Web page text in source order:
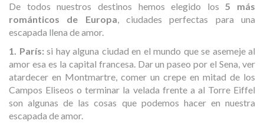
De todos nuestros destinos hemos elegido los5 más
románticos de Europa, ciudades perfectas para una
escapada llena de amor.
1. París: si hay alguna ciudad en el mundo que se asemeje al
amor esa es la capital francesa. Dar un paseo por el Sena, ver
atardecer en Montmartre, comer un crepe en mitad de los
Campos Eliseos o terminar la velada frente a al Torre Eiffel
son algunas de las cosas que podemos hacer en nuestra
escapada de amor.